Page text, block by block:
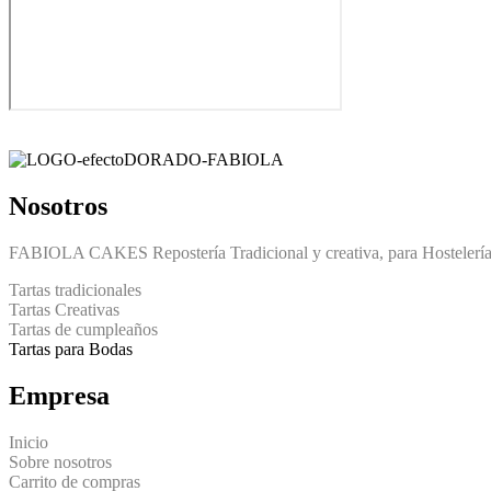
Nosotros
FABIOLA CAKES Repostería Tradicional y creativa, para
Tartas tradicionales
Tartas Creativas
Tartas de cumpleaños
Tartas para Bodas
Empresa
Inicio
Sobre nosotros
Carrito de compras